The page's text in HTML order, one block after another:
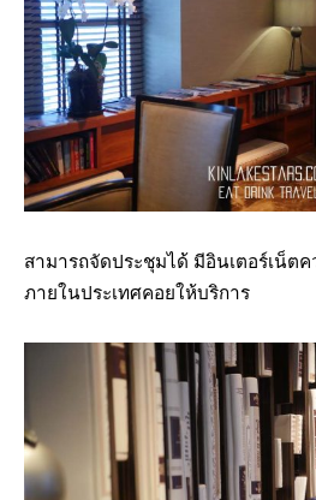
สามารถจัดประชุมได้ มีอินเตอร์เน็ต
ภายในประเทศคอยให้บริการ